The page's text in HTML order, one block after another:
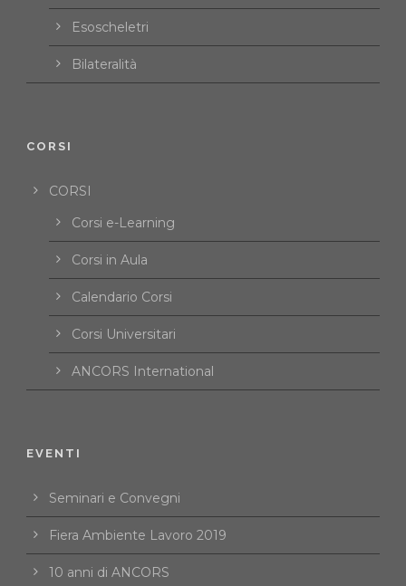
Esoscheletri
Bilateralità
CORSI
CORSI
Corsi e-Learning
Corsi in Aula
Calendario Corsi
Corsi Universitari
ANCORS International
EVENTI
Seminari e Convegni
Fiera Ambiente Lavoro 2019
10 anni di ANCORS